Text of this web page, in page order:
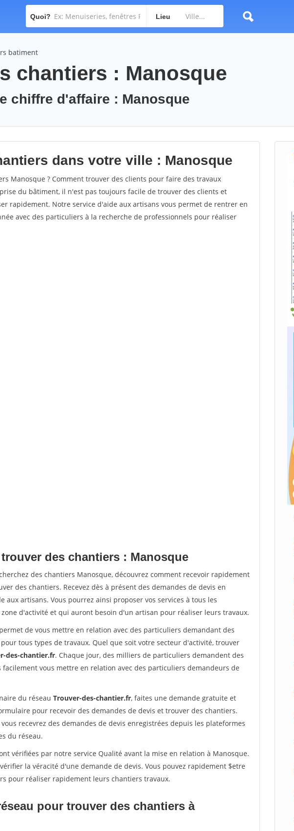
Quoi? Lieu
batiment
chantiers : Manosque
chiffre d'affaire : Manosque
dans votre ville : Manosque
Manosque ? Comment trouver des clients pour faire des travaux
du bâtiment, il n'est pas toujours facile de trouver des clients et
rapidement. Notre service d'aide aux artisans vous permet de rentrer en
avec des particuliers à la recherche de professionnels pour réaliser
des chantiers : Manosque
des chantiers Manosque, découvrez comment recevoir rapidement
des chantiers. Recevez dès à présent des demandes de devis en
aux artisans. Vous pourrez ainsi proposer vos services à tous les
d'activité et qui auront besoin d'un artisan pour réaliser leurs travaux.
de vous mettre en relation avec des particuliers demandant des
tous types de travaux. Quel que soit votre secteur d'activité, trouver
des-chantier.fr. Chaque jour, des milliers de particuliers demandent des
facilement vous mettre en relation avec des particuliers demandeurs de
du réseau Trouver-des-chantier.fr, faites une demande gratuite et
pour recevoir des demandes de devis et trouver des chantiers.
recevrez des demandes de devis enregistrées depuis les plateformes
du réseau.
vérifiées par notre service Qualité avant la mise en relation à Manosque.
la véracité d'une demande de devis. Vous pouvez rapidement $etre
pour réaliser rapidement leurs chantiers travaux.
pour trouver des chantiers à